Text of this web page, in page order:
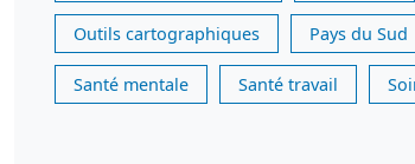
Outils cartographiques Pays du Sud
Santé mentale Santé travail